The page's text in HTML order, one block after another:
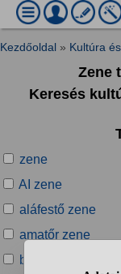
Kezdőoldal » Kultúra
Zene
Keresés
zene
AI zene
aláfestő zene
amatőr zene
bachata zene